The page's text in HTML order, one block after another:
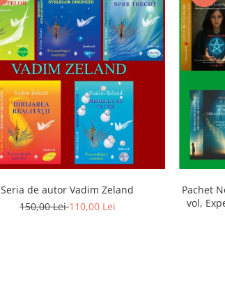
Seria de autor Vadim Zeland
150,00 Lei110,00 Lei
Pachet
vol,